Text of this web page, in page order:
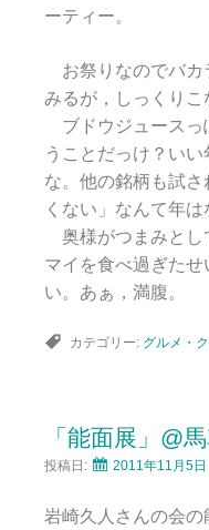
ーティー。
お祭りなのでバカ
みるが，しっくりこ
ブドウジュースっ
うことだっけ？い
な。他の銘柄も試
くない」なんて年は
奥様がつまみとし
マイを食べ過ぎた
い。あぁ，満腹。
カテゴリー: グルメ・
「能面展」@
投稿日: 2011年11月5日
岩崎久人さんの会